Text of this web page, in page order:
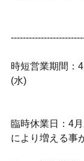
時短営業期間：
(水)
臨時休業日：4
により増える事